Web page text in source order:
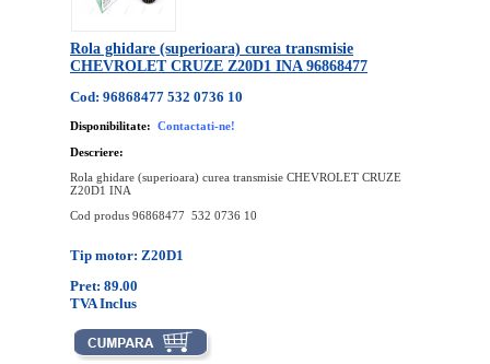
Rola ghidare (superioara) curea transmisie
CHEVROLET CRUZE Z20D1 INA 96868477
Cod: 96868477 532 0736 10
Disponibilitate: Contactati-ne!
Descriere:
Rola ghidare (superioara) curea transmisie CHEVROLET CRUZE
Z20D1 INA
Cod produs 96868477 532 0736 10
Tip motor: Z20D1
Pret: 89.00
TVA Inclus